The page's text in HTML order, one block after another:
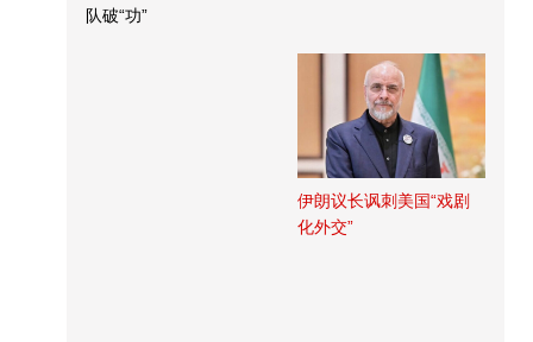
队破“功”
伊朗议长讽刺美国“戏剧
化外交”